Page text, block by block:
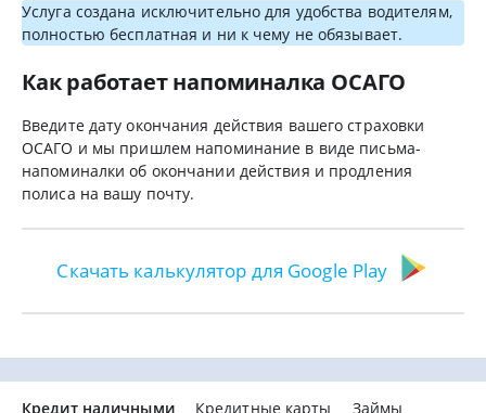
Услуга создана исключительно для удобства водителям,
полностью бесплатная и ни к чему не обязывает.
Как работает напоминалка ОСАГО
Введите дату окончания действия вашего страховки
ОСАГО и мы пришлем напоминание в виде письма-
напоминалки об окончании действия и продления
полиса на вашу почту.
Скачать калькулятор для Google Play
Кредит наличными Кредитные карты Займы